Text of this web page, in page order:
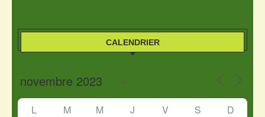
CALENDRIER
L M M J V S D